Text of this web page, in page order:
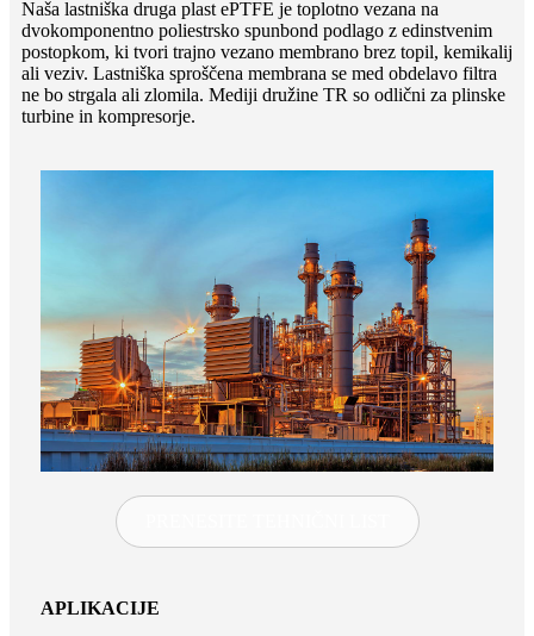
Naša lastniška druga plast ePTFE je toplotno vezana na
dvokomponentno poliestrsko spunbond podlago z edinstvenim
postopkom, ki tvori trajno vezano membrano brez topil, kemikalij
ali veziv. Lastniška sproščena membrana se med obdelavo filtra
ne bo strgala ali zlomila. Mediji družine TR so odlični za plinske
turbine in kompresorje.
APLIKACIJE